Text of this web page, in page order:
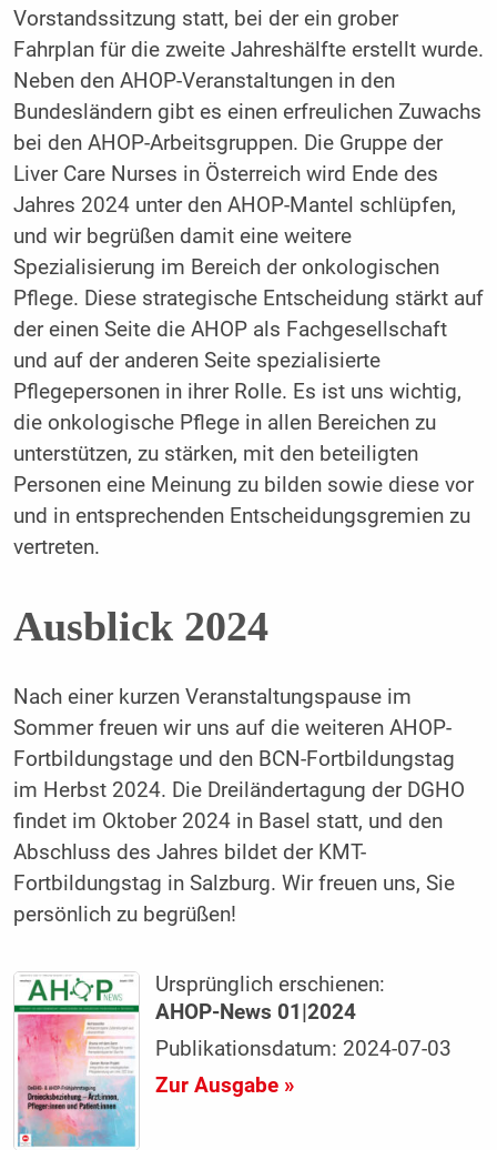
Vorstandssitzung statt, bei der ein grober
Fahrplan für die zweite Jahreshälfte erstellt wurde.
Neben den AHOP-Veranstaltungen in den
Bundesländern gibt es einen erfreulichen Zuwachs
bei den AHOP-Arbeitsgruppen. Die Gruppe der
Liver Care Nurses in Österreich wird Ende des
Jahres 2024 unter den AHOP-Mantel schlüpfen,
und wir begrüßen damit eine weitere
Spezialisierung im Bereich der onkologischen
Pflege. Diese strategische Entscheidung stärkt auf
der einen Seite die AHOP als Fachgesellschaft
und auf der anderen Seite spezialisierte
Pflegepersonen in ihrer Rolle. Es ist uns wichtig,
die onkologische Pflege in allen Bereichen zu
unterstützen, zu stärken, mit den beteiligten
Personen eine Meinung zu bilden sowie diese vor
und in entsprechenden Entscheidungsgremien zu
vertreten.
Ausblick 2024
Nach einer kurzen Veranstaltungspause im
Sommer freuen wir uns auf die weiteren AHOP-
Fortbildungstage und den BCN-Fortbildungstag
im Herbst 2024. Die Dreiländertagung der DGHO
findet im Oktober 2024 in Basel statt, und den
Abschluss des Jahres bildet der KMT-
Fortbildungstag in Salzburg. Wir freuen uns, Sie
persönlich zu begrüßen!
Ursprünglich erschienen:
AHOP-News 01|2024
Publikationsdatum: 2024-07-03
Zur Ausgabe »